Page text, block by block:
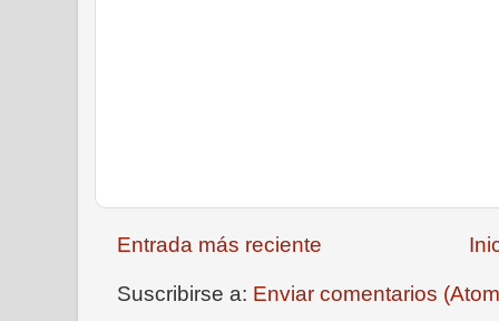
Entrada más reciente
Suscribirse a: Enviar comentarios